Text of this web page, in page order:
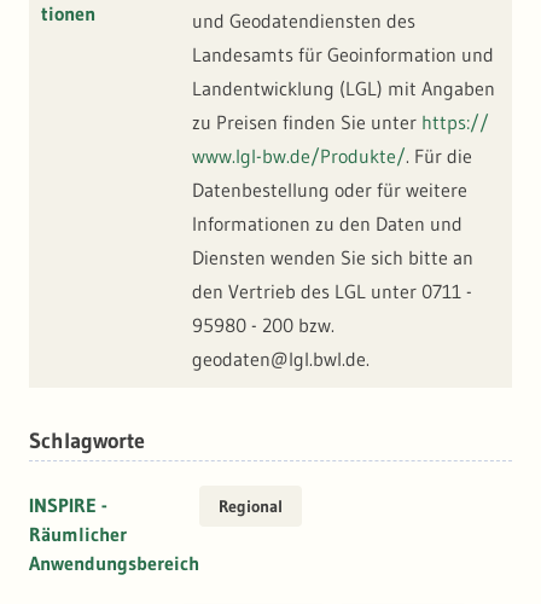
tionen
und Geodatendiensten des
Landesamts für Geoinformation und
Landentwicklung (LGL) mit Angaben
zu Preisen finden Sie unter https://
www.lgl-bw.de/Produkte/. Für die
Datenbestellung oder für weitere
Informationen zu den Daten und
Diensten wenden Sie sich bitte an
den Vertrieb des LGL unter 0711 -
95980 - 200 bzw.
geodaten@lgl.bwl.de.
Schlagworte
INSPIRE -
Räumlicher
Anwendungsbereich
Regional